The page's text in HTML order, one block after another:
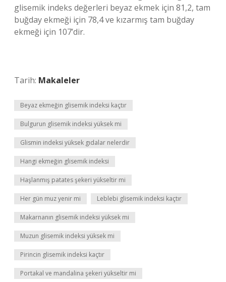
glisemik indeks değerleri beyaz ekmek için 81,2, tam
buğday ekmeği için 78,4 ve kızarmış tam buğday
ekmeği için 107’dir.
Tarih: Makaleler
Beyaz ekmeğin glisemik indeksi kaçtır
Bulgurun glisemik indeksi yüksek mi
Glismin indeksi yüksek gıdalar nelerdir
Hangi ekmeğin glisemik indeksi
Haşlanmış patates şekeri yükseltir mi
Her gün muz yenir mi Leblebi glisemik indeksi kaçtır
Makarnanın glisemik indeksi yüksek mi
Muzun glisemik indeksi yüksek mi
Pirincin glisemik indeksi kaçtır
Portakal ve mandalina şekeri yükseltir mi